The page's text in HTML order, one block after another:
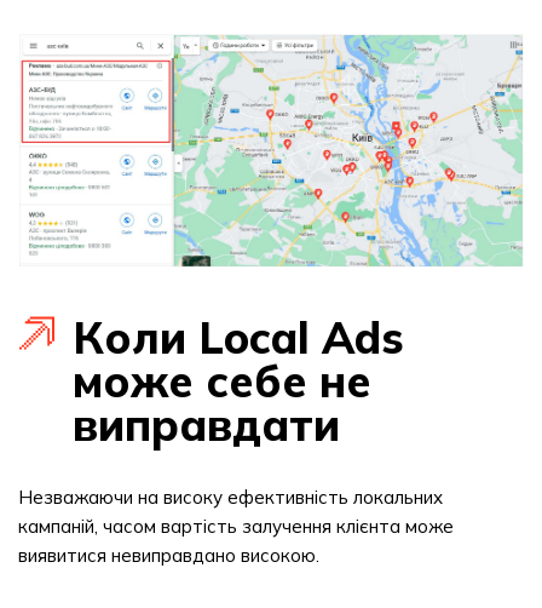
Коли Local Ads
може себе не
виправдати
Незважаючи на високу ефективність локальних
кампаній, часом вартість залучення клієнта може
виявитися невиправдано високою.